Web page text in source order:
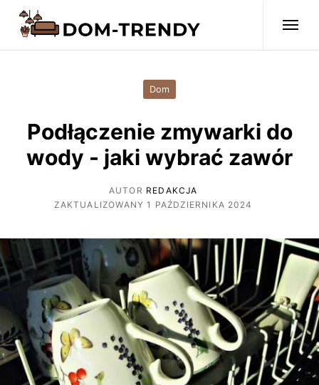
Dom
Podłączenie zmywarki do
wody - jaki wybrać zawór
AUTOR REDAKCJA
ZAKTUALIZOWANY 1 PAŹDZIERNIKA 2024